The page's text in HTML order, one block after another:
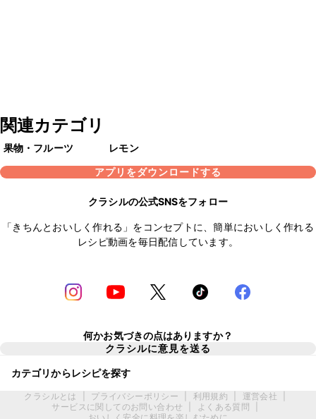
関連カテゴリ
果物・フルーツ
レモン
アプリをダウンロードする
クラシルの公式SNSをフォロー
「きちんとおいしく作れる」をコンセプトに、簡単においしく作れる
レシピ動画を毎日配信しています。
何かお気づきの点はありますか？
クラシルに意見を送る
カテゴリからレシピを探す
クラシルとは プライバシーポリシー 利用規約 運営会社
サービスに関してのお問い合わせ
よくある質問